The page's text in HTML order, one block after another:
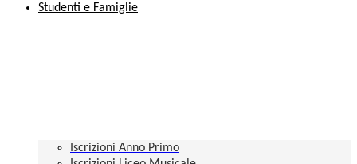
Studenti e Famiglie
Iscrizioni Anno Primo